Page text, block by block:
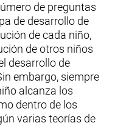
de preguntas
de desarrollo de
de cada niño,
de otros niños
desarrollo de
embargo, siempre
alcanza los
dentro de los
varias teorías de